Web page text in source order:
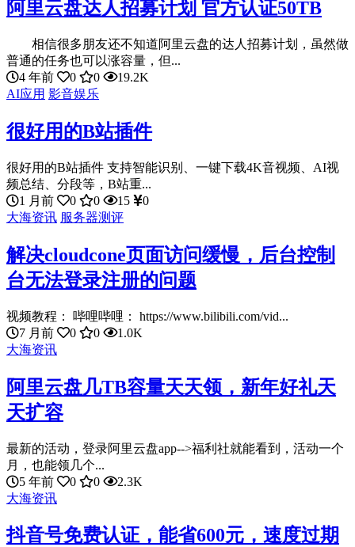
阿里云盘达人招募计划 官方认证50TB
相信很多朋友还不知道阿里云盘的达人招募计划，虽然做
普通的任务也可以涨容量，但...
4 年前
0 0
19.2K
AI应用 影音娱乐
很好用的B站插件
很好用的B站插件 支持智能识别、一键下载4K音视频、AI视
频总结、分段等，B站重...
1 月前
0 0 15
0
大海资讯 服务器测评
解决cloudcone页面访问缓慢，后台控制
台无法登录注册的问题
视频教程： 哔哩哔哩： https://www.bilibili.com/vid...
7 月前
0 0
1.0K
大海资讯
阿里云盘几TB容量天天领，新年好礼天
天扩容
最新的活动，登录阿里云盘app-->福利社就能看到，活动一个
月，也能领几个...
5 年前
0 0
2.3K
大海资讯
抖音号免费认证，能省600元，速度过期